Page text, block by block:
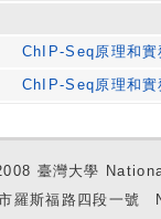
ChIP-Seq原理和
ChIP-Seq原理和
臺灣大學
羅斯福路四段一